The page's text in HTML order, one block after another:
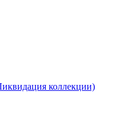
коллекции)